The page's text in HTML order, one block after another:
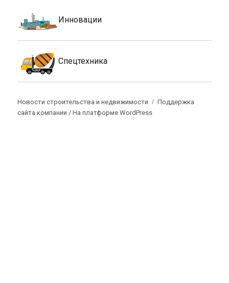
Инновации
Спецтехника
Новости строительства и недвижимости
Поддержка
сайта компании /На платформе WordPress